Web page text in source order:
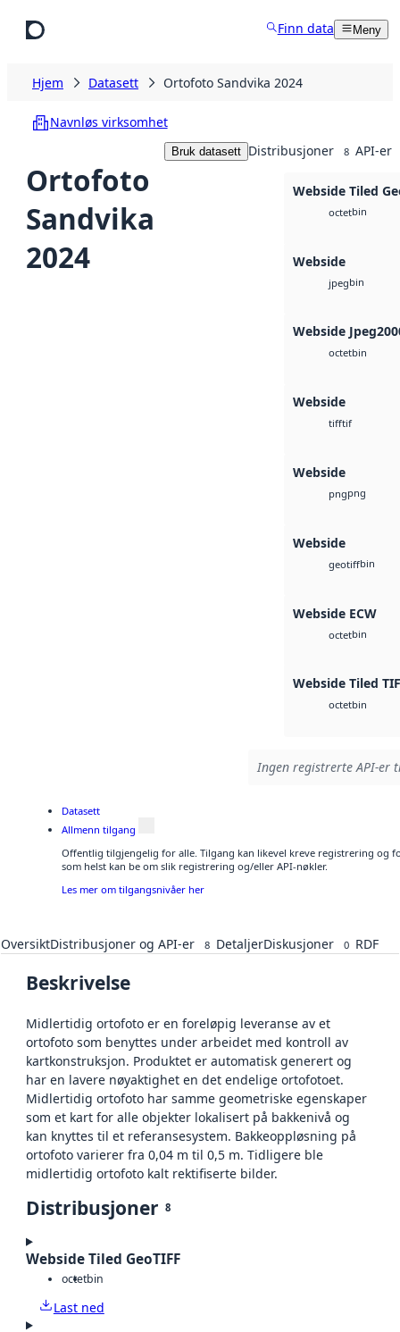
Finn data Meny
Hjem Datasett Ortofoto Sandvika 2024
Navnløs virksomhet
Ortofoto
Sandvika
2024
Bruk datasett Distribusjoner 8 API-er
Webside Tiled
octetbin
Webside
jpegbin
Webside
octetbin
Webside
tifftif
Webside
pngpng
Webside
geotiffbin
Webside ECW
octetbin
Webside Tiled
octetbin
Ingen registrerte API-er
Datasett
Allmenn tilgang
Offentlig tilgjengelig for alle. Tilgang kan likevel kreve registrering og
som helst kan be om slik registrering og/eller API-nøkler.
Les mer om tilgangsnivåer her
OversiktDistribusjoner og API-er 8 DetaljerDiskusjoner 0 RDF
Beskrivelse
Midlertidig ortofoto er en foreløpig leveranse av et
ortofoto som benyttes under arbeidet med kontroll av
kartkonstruksjon. Produktet er automatisk generert og
har en lavere nøyaktighet en det endelige ortofotoet.
Midlertidig ortofoto har samme geometriske egenskaper
som et kart for alle objekter lokalisert på bakkenivå og
kan knyttes til et referansesystem. Bakkeoppløsning på
ortofoto varierer fra 0,04 m til 0,5 m. Tidligere ble
midlertidig ortofoto kalt rektifiserte bilder.
Distribusjoner 8
Webside Tiled GeoTIFF
octetbin
Last ned